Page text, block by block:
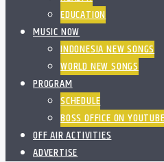
EDUCATION
MUSIC NOW
INDONESIA NEW SONGS
WORLD NEW SONGS
PROGRAM
SCHEDULE
BOSS OFFICE ON
OFF AIR ACTIVITIES
ADVERTISE